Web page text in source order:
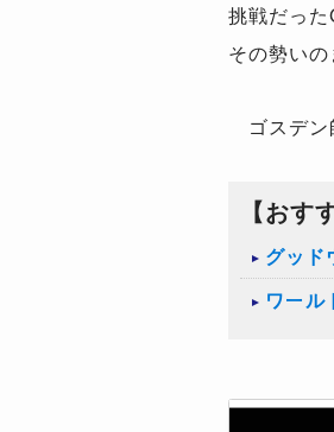
挑戦だった
その勢い
ゴスデン
【おす
グッド
ワール